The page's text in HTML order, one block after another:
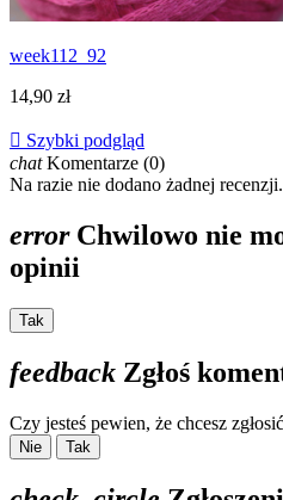
week112_92
14,90 zł
 Szybki podgląd
chatKomentarze (0)
Na razie nie dodano żadnej recenzji.
errorChwilowo nie
opinii
Tak
feedback Zgłoś
Czy jesteś pewien, że chcesz
Nie Tak